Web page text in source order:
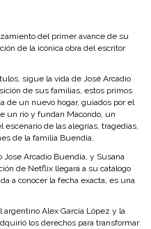
del primer avance de su
de la icónica obra del escritor
sigue la vida de José Arcadio
de sus familias, estos primos
de un nuevo hogar, guiados por el
un río y fundan Macondo, un
de las alegrías, tragedias,
de la familia Buendía.
Jose Arcadio Buendía, y Susana
de Netflix llegará a su catálogo
a conocer la fecha exacta, es una
argentino Alex García López y la
los derechos para transformar